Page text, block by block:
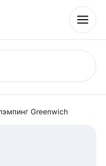
Greenwich